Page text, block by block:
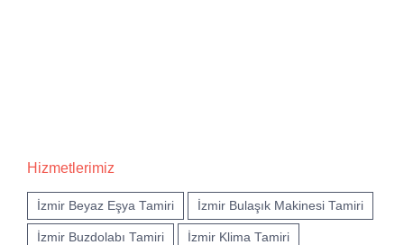
Hizmetlerimiz
İzmir Beyaz Eşya Tamiri İzmir Bulaşık Makinesi Tamiri
İzmir Buzdolabı Tamiri İzmir Klima Tamiri